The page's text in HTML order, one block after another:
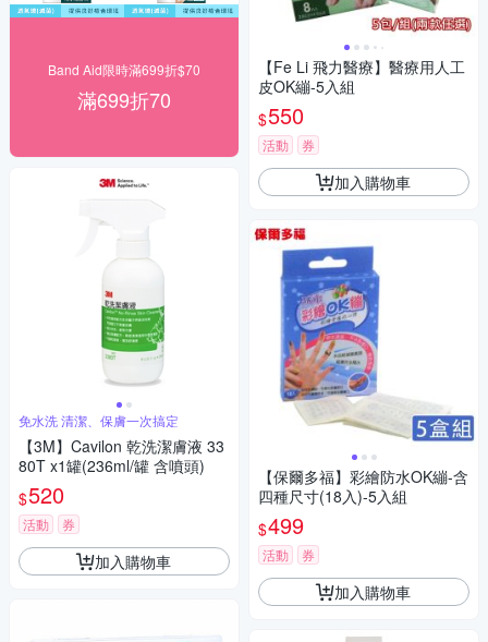
Band Aid限時滿699折$70
滿699折70
免水洗 清潔、保膚一次搞定
【3M】Cavilon 乾洗潔膚液 33
80T x1罐(236ml/罐 含噴頭)
$520
活動 券
加入購物車
【Fe Li 飛力醫療】醫療用人工
皮OK繃-5入組
$550
活動 券
加入購物車
【保爾多福】彩繪防水OK繃-含
四種尺寸(18入)-5入組
$499
活動 券
加入購物車